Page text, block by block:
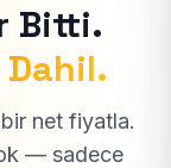
Bitti.
net fiyatla.
— sadece